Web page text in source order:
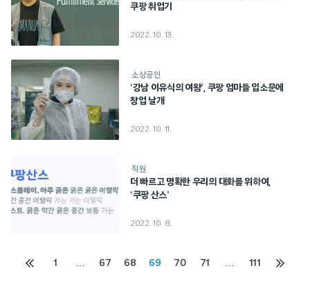
쿠팡 취업기
2022. 10. 13.
소상공인
‘강남 이유식의 여왕’, 쿠팡 엄마들 입소문에
창업 날개
2022. 10. 11.
직원
더 빠르고 명확한 우리의 대화를 위하여,
‘쿠팡 산스’
2022. 10. 8.
Posts
이전
1 … 67 68 69 70 71 … 111
다음